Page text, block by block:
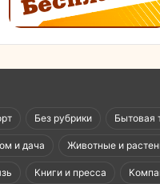
Без рубрики Бытовая
и дача Животные и
Книги и пресса